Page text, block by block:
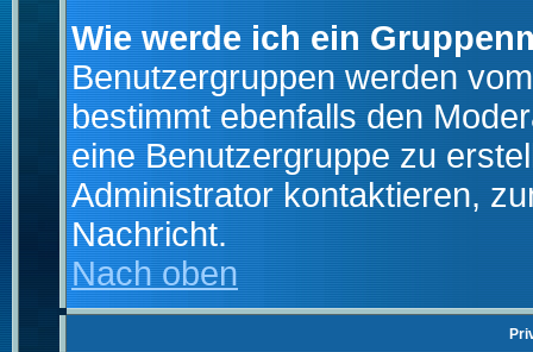
Wie werde ich ein
Benutzergruppen werden
bestimmt ebenfalls den
eine Benutzergruppe zu
Administrator kontaktieren,
Nachricht.
Nach oben